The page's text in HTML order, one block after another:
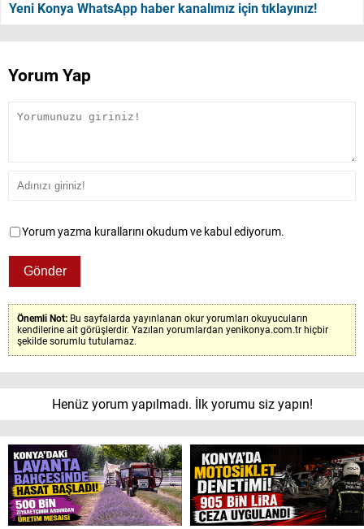
Yeni Konya WhatsApp haber kanalımız için tıklayınız!
Yorum Yap
Yorum yazma kurallarını okudum ve kabul ediyorum.
Önemli Not: Bu sayfalarda yayınlanan okur yorumları okuyucuların
kendilerine ait görüşlerdir. Yazılan yorumlardan yenikonya.com.tr hiçbir
şekilde sorumlu tutulamaz.
Henüz yorum yapılmadı. İlk yorumu siz yapın!